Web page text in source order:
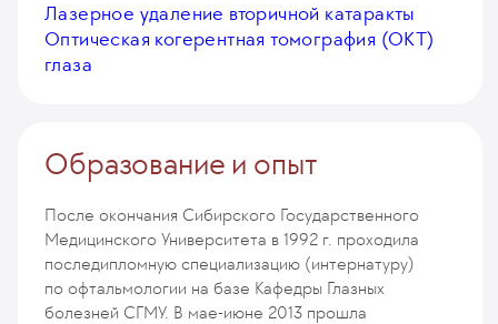
Лазерное удаление вторичной катаракты
Оптическая когерентная томография (ОКТ)
глаза
Образование и опыт
После окончания Сибирского Государственного
Медицинского Университета в 1992 г. проходила
последипломную специализацию (интернатуру)
по офтальмологии на базе Кафедры Глазных
болезней СГМУ. В мае-июне 2013 прошла